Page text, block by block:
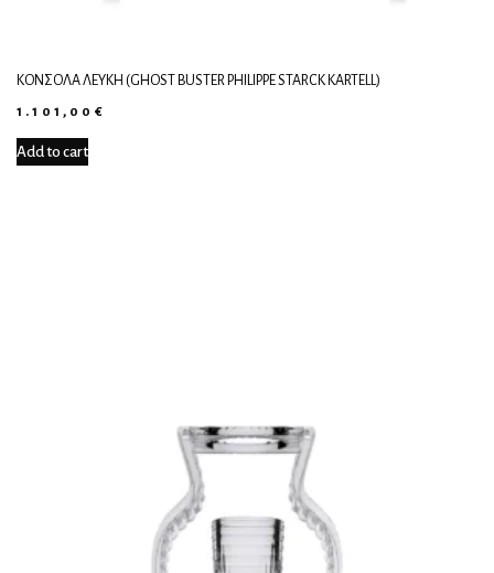
ΚΟΝΣΌΛΑ ΛΕΥΚΉ (GHOST BUSTER PHILIPPE STARCK KARTELL)
1.101,00 €
Add to cart